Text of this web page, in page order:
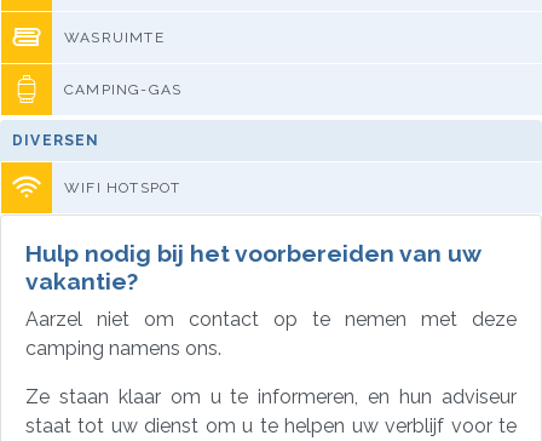
WASRUIMTE
CAMPING-GAS
DIVERSEN
WIFI HOTSPOT
Hulp nodig bij het voorbereiden van uw
vakantie?
Aarzel niet om contact op te nemen met deze
camping namens ons.
Ze staan klaar om u te informeren, en hun adviseur
staat tot uw dienst om u te helpen uw verblijf voor te